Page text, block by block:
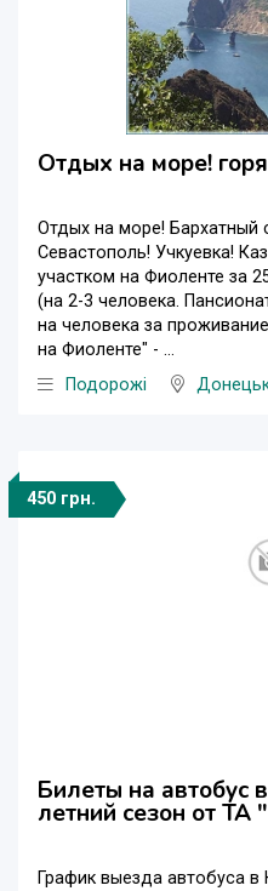
Отдых на море!
Отдых на море! Бархатный
Севастополь! Учкуевка!
участком на Фиоленте за
(на 2-3 человека.
на человека за
на Фиоленте" - ...
Подорожі
450 грн.
Билеты на автобус
летний сезон от ТА
График выезда автобуса